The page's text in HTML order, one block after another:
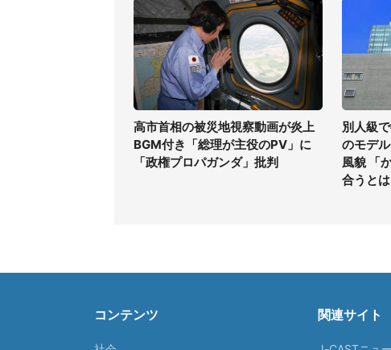
高市首相の被災地視察動画が炎上
BGM付き「総理が主役のPV」に
「政権プロパガンダ」批判
別人級
のモデ
風貌 「
合うとは
コンテンツ 関連サイト